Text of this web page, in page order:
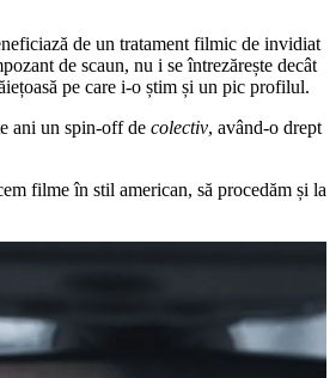
de un tratament filmic de invidiat
de scaun, nu i se întrezărește decât
pe care i-o știm și un pic profilul.
ani un spin-off de colectiv, având-o drept
filme în stil american, să procedăm și la